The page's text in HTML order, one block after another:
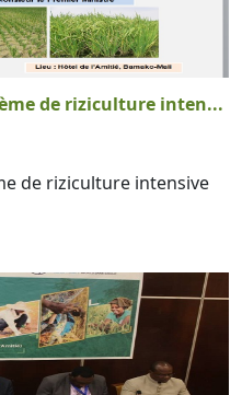
de riziculture inten...
de riziculture intensive